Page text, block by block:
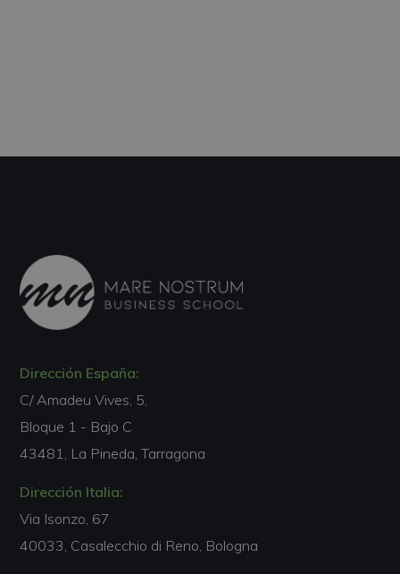
Dirección España:
C/ Amadeu Vives, 5,
Bloque 1 - Bajo C
43481, La Pineda, Tarragona
Dirección Italia:
Via Isonzo, 67
40033, Casalecchio di Reno, Bologna